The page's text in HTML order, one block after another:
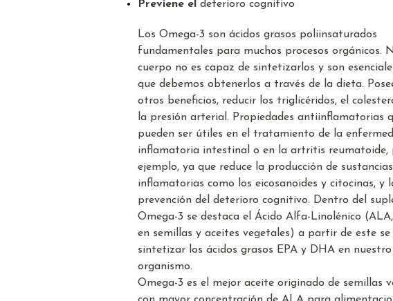
Previene el deterioro cognitivo
Los Omega-3 son ácidos grasos poliinsaturados
fundamentales para muchos procesos orgánicos.
cuerpo no es capaz de sintetizarlos y son
que debemos obtenerlos a través de la dieta.
otros beneficios, reducir los triglicéridos, el
la presión arterial. Propiedades antiinflamatorias
pueden ser útiles en el tratamiento de la
inflamatoria intestinal o en la artritis reumatoide,
ejemplo, ya que reduce la producción de sustancias
inflamatorias como los eicosanoides y citocinas, y
prevención del deterioro cognitivo. Dentro del
Omega-3 se destaca el Ácido Alfa-Linolénico
en semillas y aceites vegetales) a partir de este
sintetizar los ácidos grasos EPA y DHA en nuestro
organismo.
Omega-3 es el mejor aceite originado de semillas